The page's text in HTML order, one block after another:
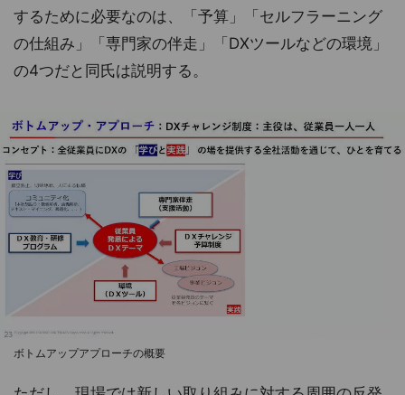
するために必要なのは、「予算」「セルフラーニング
の仕組み」「専門家の伴走」「DXツールなどの環境」
の4つだと同氏は説明する。
ボトムアップアプローチの概要